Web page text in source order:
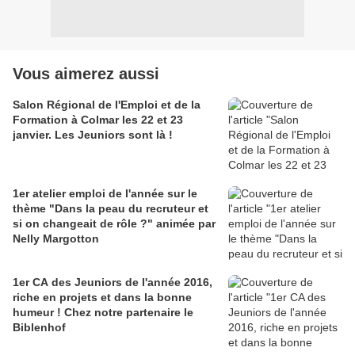
Vous aimerez aussi
Salon Régional de l'Emploi et de la
Formation à Colmar les 22 et 23
janvier. Les Jeuniors sont là !
1er atelier emploi de l'année sur le
thème "Dans la peau du recruteur et
si on changeait de rôle ?" animée par
Nelly Margotton
1er CA des Jeuniors de l'année 2016,
riche en projets et dans la bonne
humeur ! Chez notre partenaire le
Biblenhof